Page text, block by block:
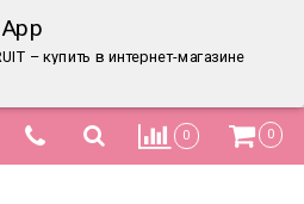
– купить в интернет-магазине по
0 0